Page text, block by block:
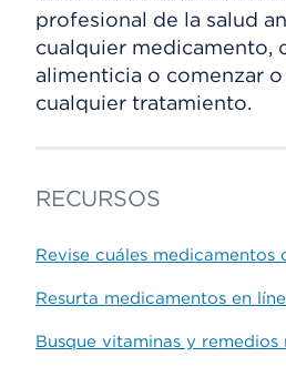
profesional de la salud
cualquier medicamento,
alimenticia o comenzar
cualquier tratamiento.
RECURSOS
Revise cuáles medicamentos
Resurta medicamentos en
Busque vitaminas y remedios